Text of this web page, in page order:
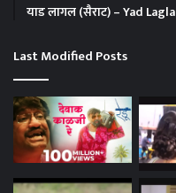
याड लागल (सैराट) – Yad
Last Modified Posts